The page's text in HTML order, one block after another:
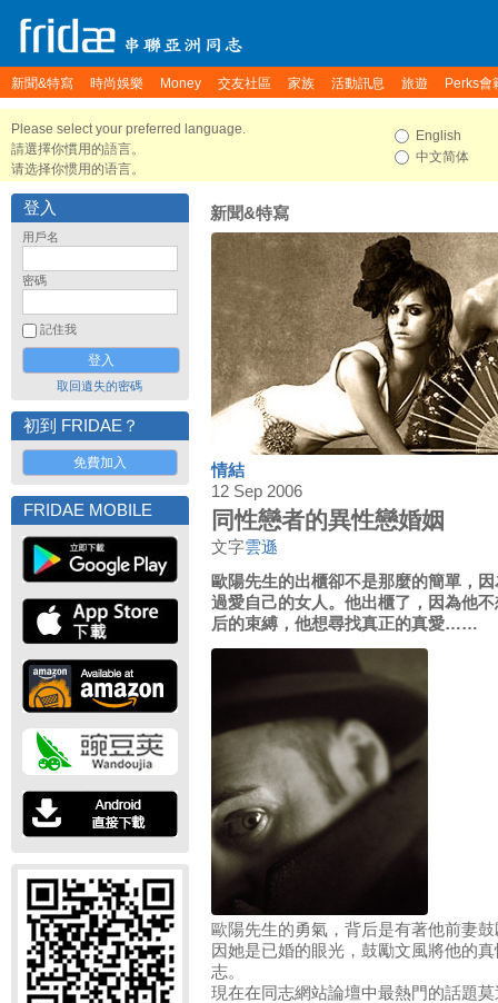
新聞&特寫 時尚娛樂 Money 交友社區 家族 活動訊息 旅遊 Perks會
Please select your preferred language.
請選擇你慣用的語言。
请选择你惯用的语言。
English
中文简体
登入
用戶名
密碼
記住我
取回遺失的密碼
初到 FRIDAE？
免費加入
FRIDAE MOBILE
新聞&特寫
情結
12 Sep 2006
同性戀者的異性戀婚姻
文字雲遜
歐陽先生的出櫃卻不是那麼的簡單，
過愛自己的女人。他出櫃了，因為他
后的束縛，他想尋找真正的真愛……
歐陽先生的勇氣，背后是有著他前妻
因她是已婚的眼光，鼓勵文風將他的
志。
現在在同志網站論壇中最熱門的話題